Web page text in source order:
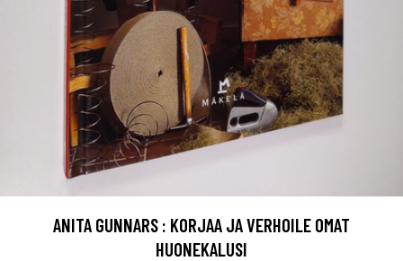
ANITA GUNNARS : KORJAA JA VERHOILE OMAT
HUONEKALUSI